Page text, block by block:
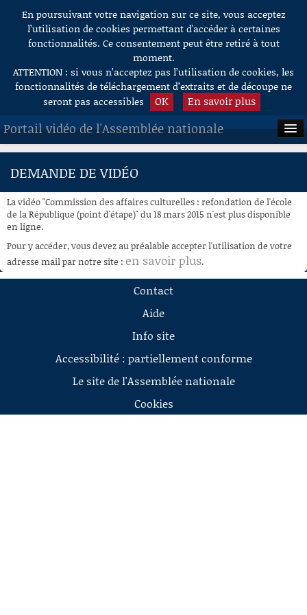
Aller au contenu
En poursuivant votre navigation sur ce site, vous acceptez
l’utilisation de cookies permettant d'accéder à certaines
fonctionnalités. Ce consentement peut être retiré à tout
moment.
ATTENTION : si vous n’acceptez pas l’utilisation de cookies, les
fonctionnalités de téléchargement d’extraits et de découpe ne
seront pas accessibles
OK En savoir plus
Portail vidéo de l'Assemblée nationale
ACCUEIL
À LA DEMANDE
RECHERCHE
AIDE À LA DÉCOUPE
DE VIDÉOS
DEMANDE DE VIDÉO
La vidéo "Commission des affaires culturelles : refondation de l'école
de la République (point d'étape)" du 18 mars 2015 n'est plus disponible
en ligne.
Pour y accéder, vous devez au préalable accepter l'utilisation de votre
adresse mail par notre site : en savoir plus.
Contact
Aide
Info site
Accessibilité : partiellement conforme
Le site de l'Assemblée nationale
Cookies